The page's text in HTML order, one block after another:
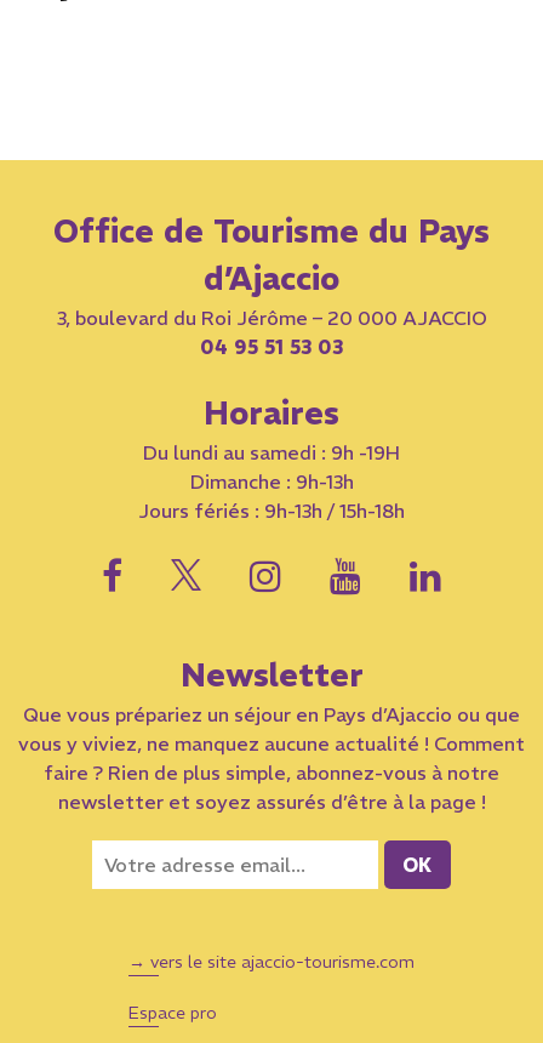
Office de Tourisme du Pays
d’Ajaccio
3, boulevard du Roi Jérôme – 20 000 AJACCIO
04 95 51 53 03
Horaires
Du lundi au samedi : 9h -19H
Dimanche : 9h-13h
Jours fériés : 9h-13h / 15h-18h
Newsletter
Que vous prépariez un séjour en Pays d’Ajaccio ou que
vous y viviez, ne manquez aucune actualité ! Comment
faire ? Rien de plus simple, abonnez-vous à notre
newsletter et soyez assurés d’être à la page !
→ vers le site ajaccio-tourisme.com
Espace pro